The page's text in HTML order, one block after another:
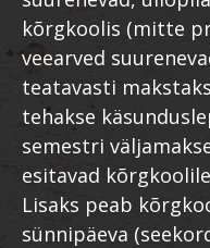
kõrgkoolis (mitte
veearved
teatavasti
tehakse
semestri
esitavad
Lisaks peab
sünnipäeva